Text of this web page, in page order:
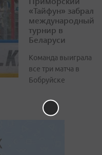
«Тайфун» забрал
международный
турнир в
Беларуси
Команда выиграла
все три матча в
Бобруйске